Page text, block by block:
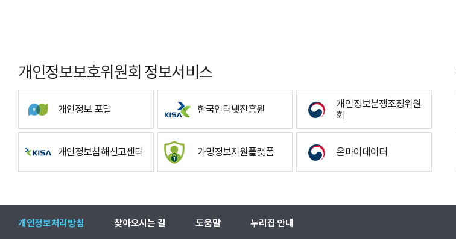
개인정보보호위원회 정보서비스
개인정보 포털 한국인터넷진흥원
개인정보분쟁조정위원
회
개인정보침해신고센터 가명정보지원플랫폼 온마이데이터
개인정보처리방침 찾아오시는 길 도움말 누리집 안내